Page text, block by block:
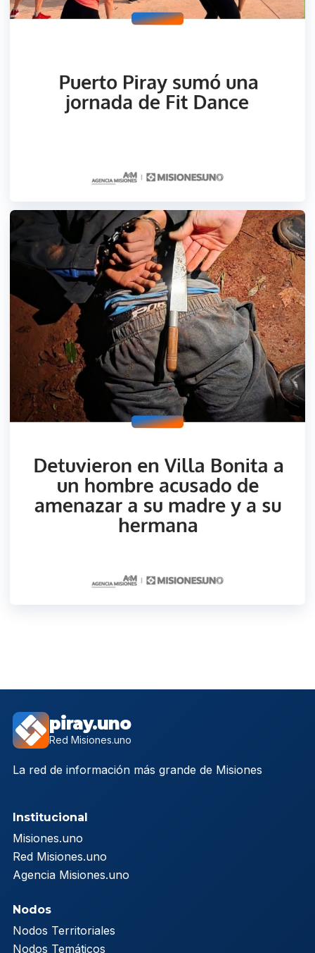
piray.uno
Red Misiones.uno
La red de información más grande de Misiones
Institucional
Misiones.uno
Red Misiones.uno
Agencia Misiones.uno
Nodos
Nodos Territoriales
Nodos Temáticos